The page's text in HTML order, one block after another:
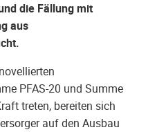
die Fällung mit
aus
PFAS-20 und Summe
treten, bereiten sich
auf den Ausbau